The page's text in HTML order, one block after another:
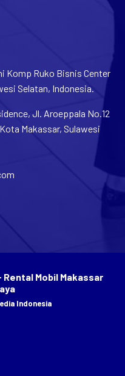
Komp Ruko Bisnis Center
Selatan, Indonesia.
Jl. Aroeppala No.12
Makassar, Sulawesi
Mobil Makassar
Indonesia